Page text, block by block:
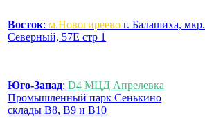
Восток: м.Новогиреево г. Балашиха, мкр.
Северный, 57Е стр 1
Юго-Запад: D4 МЦД Апрелевка
Промышленный парк Сенькино
склады B8, B9 и B10